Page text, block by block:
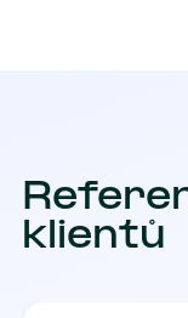
klientů